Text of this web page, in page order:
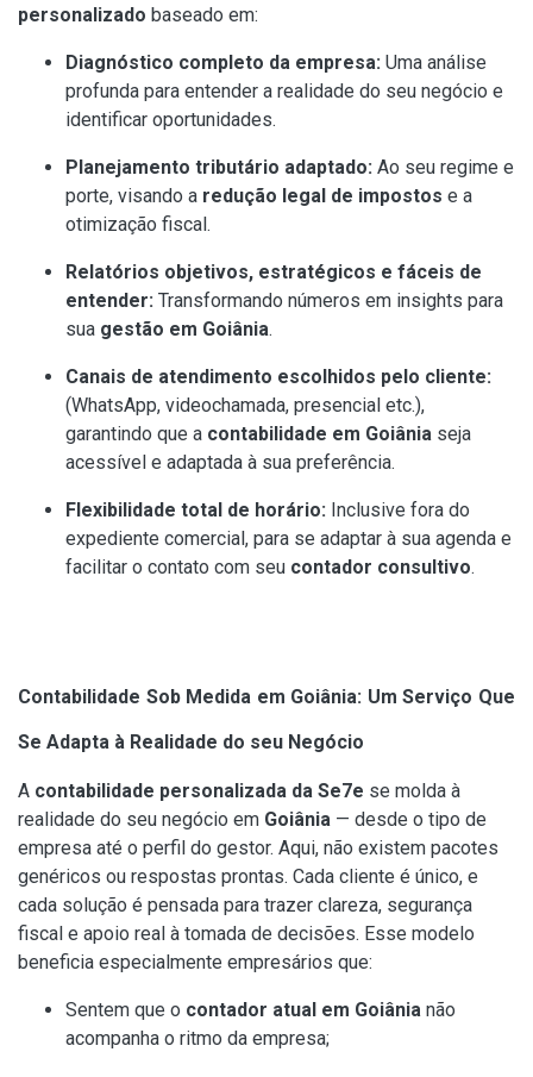
personalizado baseado em:
Diagnóstico completo da empresa: Uma análise
profunda para entender a realidade do seu negócio e
identificar oportunidades.
Planejamento tributário adaptado: Ao seu regime e
porte, visando a redução legal de impostos e a
otimização fiscal.
Relatórios objetivos, estratégicos e fáceis de
entender: Transformando números em insights para
sua gestão em Goiânia.
Canais de atendimento escolhidos pelo cliente:
(WhatsApp, videochamada, presencial etc.),
garantindo que a contabilidade em Goiânia seja
acessível e adaptada à sua preferência.
Flexibilidade total de horário: Inclusive fora do
expediente comercial, para se adaptar à sua agenda e
facilitar o contato com seu contador consultivo.
Contabilidade Sob Medida em Goiânia: Um Serviço Que
Se Adapta à Realidade do seu Negócio
A contabilidade personalizada da Se7e se molda à
realidade do seu negócio em Goiânia — desde o tipo de
empresa até o perfil do gestor. Aqui, não existem pacotes
genéricos ou respostas prontas. Cada cliente é único, e
cada solução é pensada para trazer clareza, segurança
fiscal e apoio real à tomada de decisões. Esse modelo
beneficia especialmente empresários que:
Sentem que o contador atual em Goiânia não
acompanha o ritmo da empresa;